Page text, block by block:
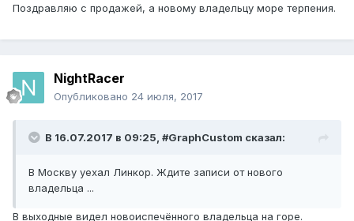
Поздравляю с продажей, а новому владельцу море терпения.
NightRacer
Опубликовано 24 июля, 2017
В 16.07.2017 в 09:25, #GraphCustom сказал:
В Москву уехал Линкор. Ждите записи от нового
владельца ...
В выходные видел новоиспечённого владельца на горе.